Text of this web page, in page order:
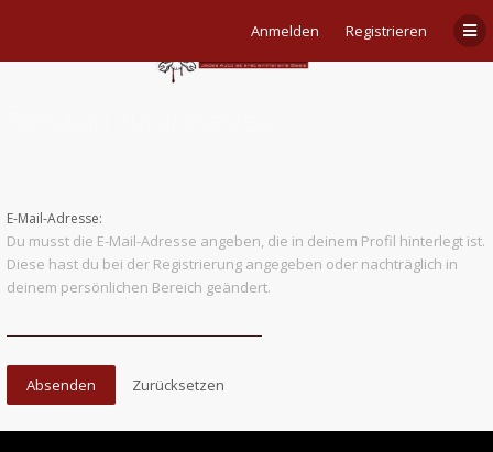
Anmelden Registrieren
E-Mail-Adresse:
Du musst die E-Mail-Adresse angeben, die in deinem Profil hinterlegt ist.
Diese hast du bei der Registrierung angegeben oder nachträglich in
deinem persönlichen Bereich geändert.